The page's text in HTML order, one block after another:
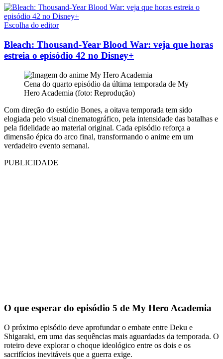
Escolha do editor
Bleach: Thousand-Year Blood War: veja que horas
estreia o episódio 42 no Disney+
Cena do quarto episódio da última temporada de My
Hero Academia (foto: Reprodução)
Com direção do estúdio Bones, a oitava temporada tem sido
elogiada pelo visual cinematográfico, pela intensidade das batalhas e
pela fidelidade ao material original. Cada episódio reforça a
dimensão épica do arco final, transformando o anime em um
verdadeiro evento semanal.
PUBLICIDADE
O que esperar do episódio 5 de My Hero Academia
O próximo episódio deve aprofundar o embate entre Deku e
Shigaraki, em uma das sequências mais aguardadas da temporada. O
roteiro deve explorar o choque ideológico entre os dois e os
sacrifícios inevitáveis que a guerra exige.